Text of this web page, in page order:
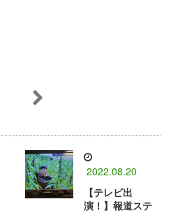
2022.08.20
【テレビ出
演！】報道ステ